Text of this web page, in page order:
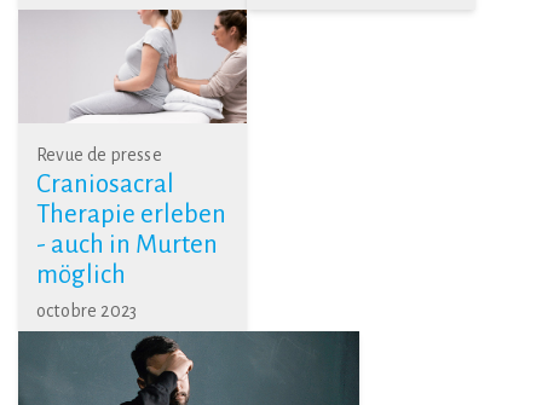
Revue de presse
Craniosacral
Therapie erleben
- auch in Murten
möglich
octobre 2023